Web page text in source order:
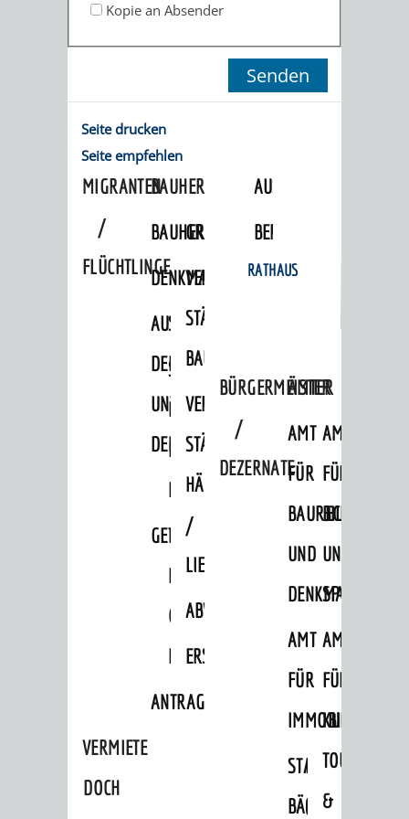
HILFE
MIT
BEHINDERUNG
MIT
DEMENZ
MIGRANTEN
/
FLÜCHTLINGE
BAUHERREN
BAUHERRENBERATUNG
GRUNDSTÜCKSWERTERMITTLUNG
DENKMALSCHUTZ
AUFGABEN
DER
UNTEREN
DENKMALSCHUTZBEHÖRDE
STEUERVORTEILE
SATZUNGEN
IM
BEREICH
DENKMALSCHUTZ
GENEHMIGUNGSVERFAHREN
TAG
DES
OFFENEN
DENKMALS
VERKAUF
STÄDTISCHER
BAUPLÄTZE
VERKAUF
STÄDTISCHER
HÄUSER
/
LIEGENSCHAFTEN
ABWASSERBESEITIGUNG
ERSCHLIESSUNGSBEITRAG
ANTRAGSVERFAHREN
VERMIETE
DOCH
BERATUNGSERGEBNISSE
/
SITZUNGSUNTERLAGEN
AUSSCHÜSSE
RATHAUS
BÜRGERMEISTER
/
DEZERNATE
ÄMTER
AMT
FÜR
BAURECHT
UND
DENKMALSCHUTZ
AMT
FÜR
BILDUNG
UND
SPORT
AMT
FÜR
STABSSTELLE
BÄDER
HOCHBAU
(PLANUNG
AMT
FÜR
KULTUR,
TOURISMUS
&
Kopie an Absender
Seite drucken
Seite empfehlen